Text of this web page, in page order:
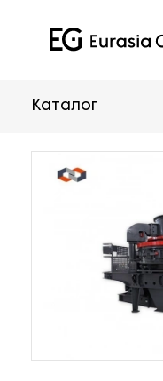
Каталог